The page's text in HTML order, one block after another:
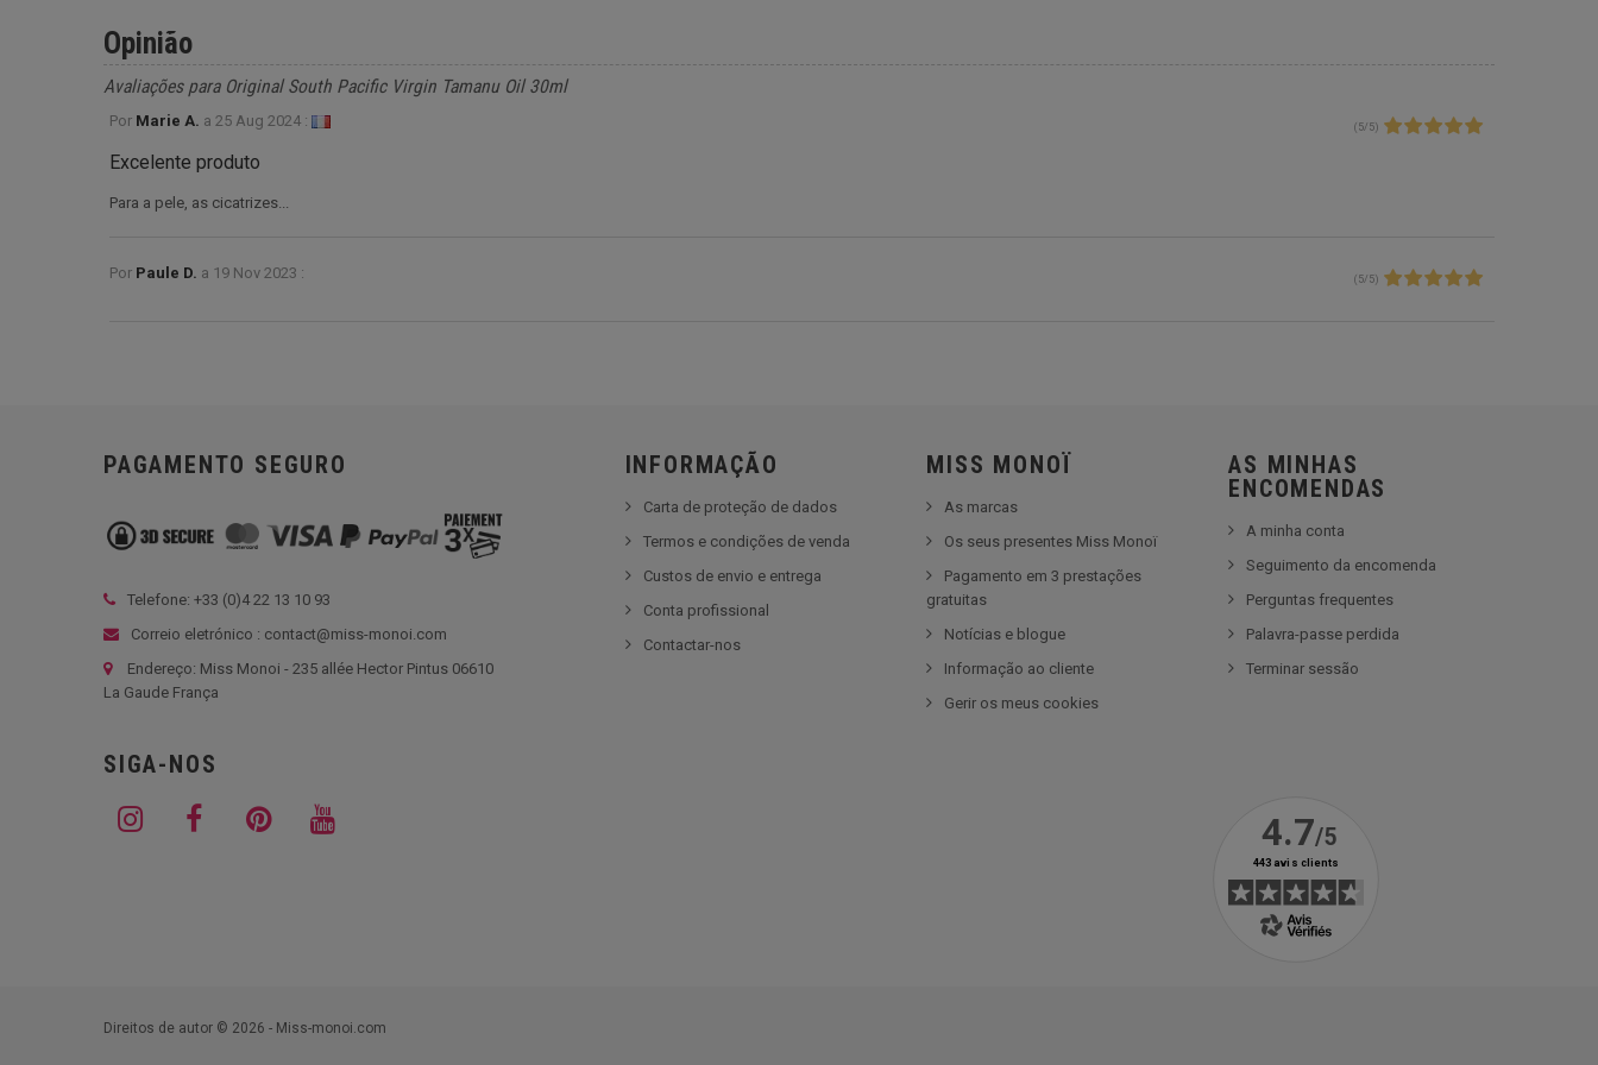
Opinião
Avaliações para Original South Pacific Virgin Tamanu Oil 30ml
Por Marie A. a 25 Aug 2024 : ( 5/ 5)
Excelente produto
Para a pele, as cicatrizes...
Por Paule D. a 19 Nov 2023 : ( 5/ 5)
PAGAMENTO SEGURO
Telefone: +33 (0)4 22 13 10 93
Correio eletrónico : contact@miss-monoi.com
Endereço: Miss Monoi - 235 allée Hector Pintus 06610
La Gaude França
SIGA-NOS
INFORMAÇÃO
Carta de proteção de dados
Termos e condições de venda
Custos de envio e entrega
Conta profissional
Contactar-nos
MISS MONOÏ
As marcas
Os seus presentes Miss Monoï
Pagamento em 3 prestações
gratuitas
Notícias e blogue
Informação ao cliente
Gerir os meus cookies
AS MINHAS
ENCOMENDAS
A minha conta
Seguimento da encomenda
Perguntas frequentes
Palavra-passe perdida
Terminar sessão
Direitos de autor © 2026 - Miss-monoi.com